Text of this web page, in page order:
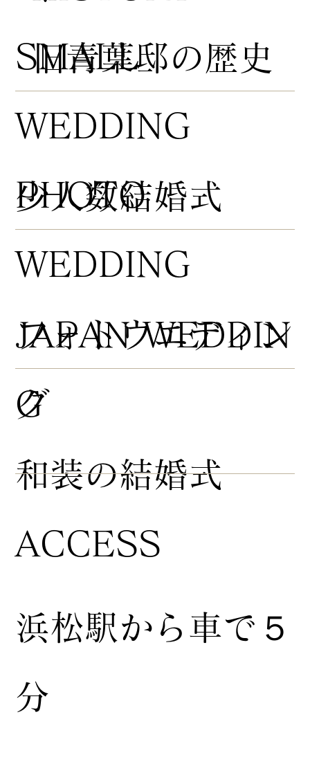
​旧青葉邸の歴史
​少人数結婚式
​SMALL
WEDDING
​フォトウエディン
グ
PHOTO
WEDDING
​和装の結婚式
JAPAN WEDDIN
G
浜松駅から車で５
分
ACCESS